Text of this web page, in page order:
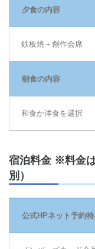
夕食の内容
鉄板焼＋創作会席
朝食の内容
和食か洋食を選択
宿泊料金 ※料金
別）
公式HPネット予約